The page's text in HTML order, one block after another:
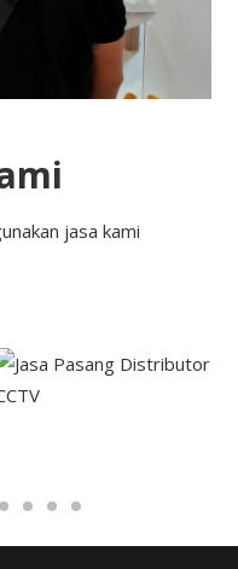
jasa kami